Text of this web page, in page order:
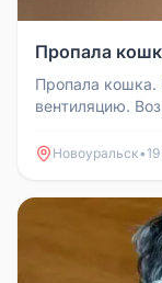
Пропала
Пропала кошка.
вентиляцию.
Новоуральск•